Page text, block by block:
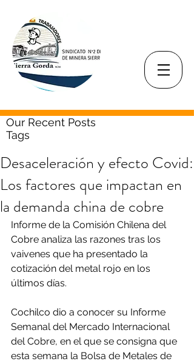
Our Recent Posts
Tags
Desaceleración y efecto Covid:
Los factores que impactan en
la demanda china de cobre
Informe de la Comisión Chilena del
Cobre analiza las razones tras los
vaivenes que ha presentado la
cotización del metal rojo en los
últimos días.
Cochilco dio a conocer su Informe
Semanal del Mercado Internacional
del Cobre, en el que se consigna que
esta semana la Bolsa de Metales de